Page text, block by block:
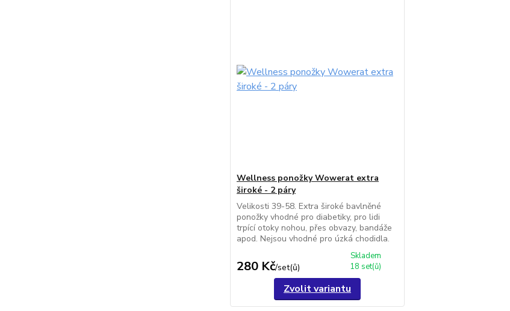
Wellness ponožky Wowerat extra
široké - 2 páry
Velikosti 39-58. Extra široké bavlněné
ponožky vhodné pro diabetiky, pro lidi
trpící otoky nohou, přes obvazy, bandáže
apod. Nejsou vhodné pro úzká chodidla.
280 Kč/set(ů)
Skladem
18 set(ů)
Zvolit variantu